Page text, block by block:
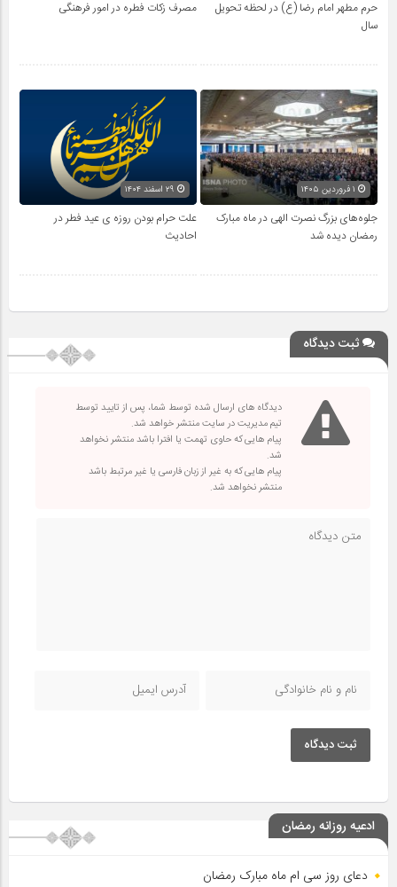
حرم مطهر امام رضا (ع) در لحظه تحویل
سال
مصرف زکات فطره در امور فرهنگی
جلوه‌های بزرگ نصرت الهی در ماه مبارک
رمضان دیده شد
علت حرام بودن روزه ی عید فطر در
احادیث
ثبت دیدگاه
دیدگاه های ارسال شده توسط شما، پس از تایید توسط
تیم مدیریت در سایت منتشر خواهد شد.
پیام هایی که حاوی تهمت یا افترا باشد منتشر نخواهد
شد.
پیام هایی که به غیر از زبان فارسی یا غیر مرتبط باشد
منتشر نخواهد شد.
ثبت دیدگاه
ادعیه روزانه رمضان
دعای روز سی ام ماه مبارک رمضان